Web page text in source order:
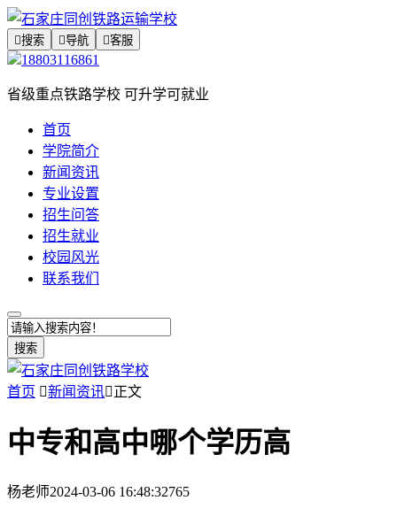
搜索 导航 客服
18803116861
省级重点铁路学校 可升学可就业
首页
学院简介
新闻资讯
专业设置
招生问答
招生就业
校园风光
联系我们
搜索
首页 新闻资讯正文
中专和高中哪个学历高
杨老师2024-03-06 16:48:32765